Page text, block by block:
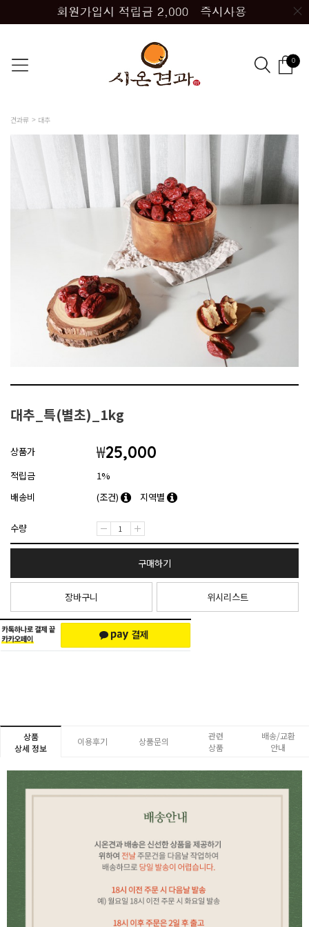
0
견과류 대추
대추_특(별초)_1kg
상품가 ₩25,000
적립금
1%
배송비
(조건) 지역별
수량
구매하기
장바구니 위시리스트
상품
상세 정보
이용후기 상품문의
관련
상품
배송/교환
안내